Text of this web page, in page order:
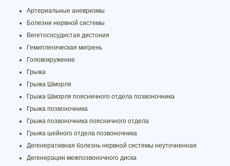
Артериальные аневризмы
Болезни нервной системы
Вегетососудистая дистония
Гемиплегическая мигрень
Головокружение
Грыжа
Грыжа Шморля
Грыжа Шморля поясничного отдела позвоночника
Грыжа позвоночника
Грыжа позвоночника поясничного отдела
Грыжа шейного отдела позвоночника
Дегенеративная болезнь нервной системы неуточненная
Дегенерации межпозвоночного диска